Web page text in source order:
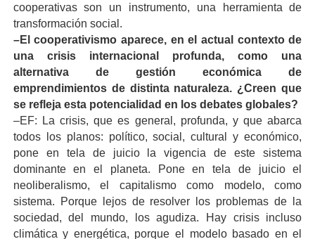
cooperativas son un instrumento, una herramienta de
transformación social.
–El cooperativismo aparece, en el actual contexto de
una crisis internacional profunda, como una
alternativa de gestión económica de
emprendimientos de distinta naturaleza. ¿Creen que
se refleja esta potencialidad en los debates globales?
–EF: La crisis, que es general, profunda, y que abarca
todos los planos: político, social, cultural y económico,
pone en tela de juicio la vigencia de este sistema
dominante en el planeta. Pone en tela de juicio el
neoliberalismo, el capitalismo como modelo, como
sistema. Porque lejos de resolver los problemas de la
sociedad, del mundo, los agudiza. Hay crisis incluso
climática y energética, porque el modelo basado en el